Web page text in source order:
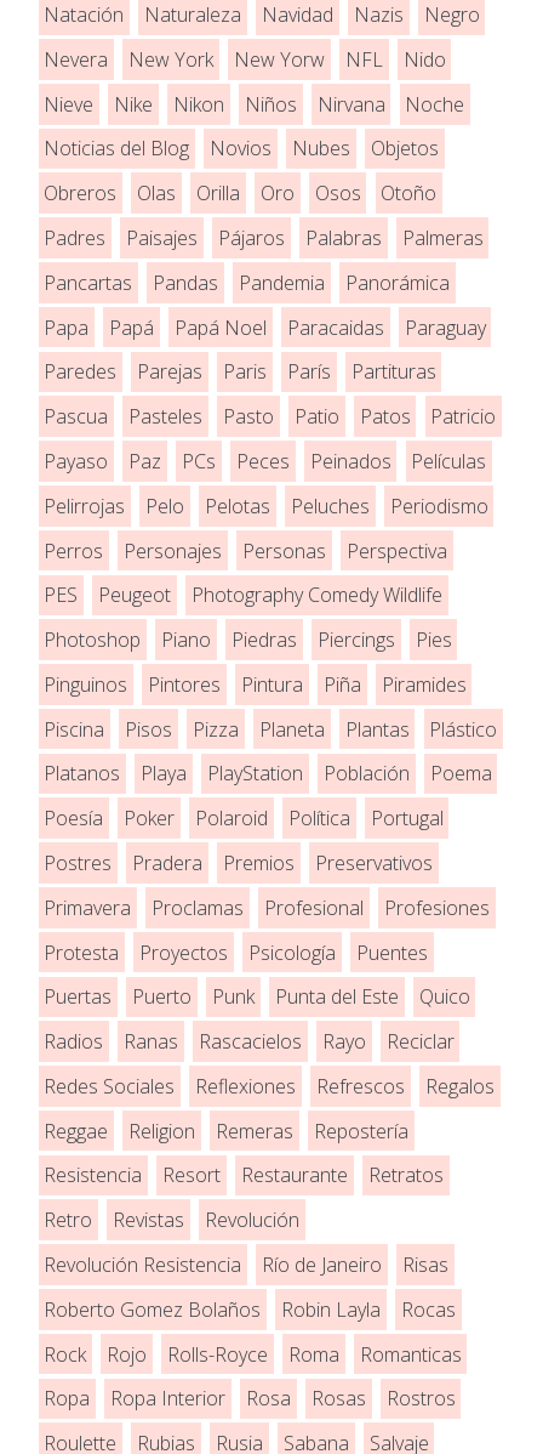
Natación
Naturaleza Navidad Nazis
Negro
Nevera
New York New Yorw NFL
Nido
Nieve
Nike Nikon Niños Nirvana
Noche
Noticias del Blog
Novios Nubes
Objetos
Obreros
Olas Orilla Oro Osos
Otoño
Padres
Paisajes Pájaros Palabras
Palmeras
Pancartas
Pandas Pandemia
Panorámica
Papa
Papá Papá Noel Paracaidas
Paraguay
Paredes
Parejas Paris París
Partituras
Pascua
Pasteles Pasto Patio Patos
Patricio
Payaso
Paz PCs Peces Peinados
Películas
Pelirrojas
Pelo Pelotas Peluches
Periodismo
Perros
Personajes Personas
Perspectiva
PES
Peugeot
Photography Comedy Wildlife
Photoshop
Piano Piedras Piercings
Pies
Pinguinos
Pintores Pintura Piña
Piramides
Piscina
Pisos Pizza Planeta Plantas
Plástico
Platanos
Playa PlayStation Población
Poema
Poesía
Poker Polaroid Política
Portugal
Postres
Pradera Premios
Preservativos
Primavera
Proclamas Profesional
Profesiones
Protesta
Proyectos Psicología
Puentes
Puertas
Puerto Punk Punta del Este
Quico
Radios
Ranas Rascacielos Rayo
Reciclar
Redes Sociales
Reflexiones Refrescos
Regalos
Reggae
Religion Remeras
Repostería
Resistencia
Resort Restaurante
Retratos
Retro
Revistas
Revolución
Revolución Resistencia
Río de Janeiro
Risas
Roberto Gomez Bolaños
Robin Layla
Rocas
Rock
Rojo Rolls-Royce Roma
Romanticas
Ropa
Ropa Interior Rosa Rosas
Rostros
Roulette
Rubias Rusia Sabana
Salvaje